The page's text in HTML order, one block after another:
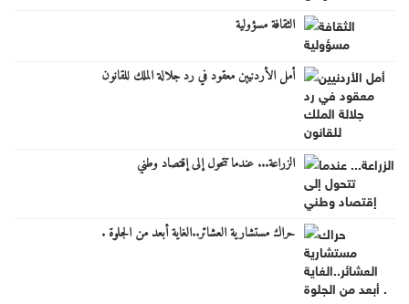
الثقافة مسؤولية
أمل الأردنيين معقود في رد جلالة الملك للقانون
الزراعة... عندما تتحول إلى إقتصاد وطني
حراك مستشارية العشائر..الغاية أبعد من الجلوة .